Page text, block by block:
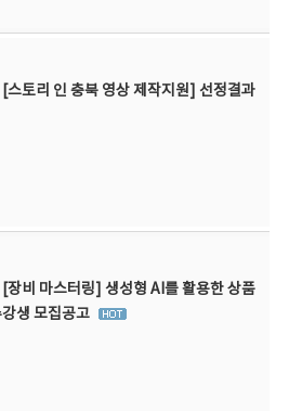
토리 인 충북 영상 제작지원] 선정결과
비 마스터링] 생성형 AI를 활용한 상품
생 모집공고